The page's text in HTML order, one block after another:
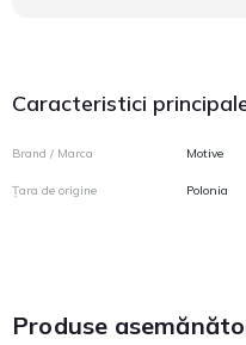
Caracteristici
Brand / Marca Motive
Țara de origine Polonia
Produse